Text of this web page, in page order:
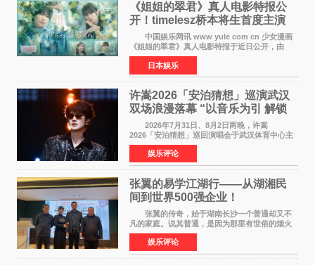
《姐姐的翠君》真人电影特报公
开！timelesz桥本将生首度主演
12月4日上映
中国娱乐网讯 www yule com cn 少女漫画
《姐姐的翠君》真人电影特报于近日公开，由
timelesz成员桥本将生担任主演，这也是他首次
担任电影主演，引发高度关注。 女高中生咲
苗翠（中岛瑠菜
日本娱乐
许嵩2026「安泊猜想」巡演武汉
双场浪漫落幕 “以音乐为引 解锁
江城记忆”
2026年7月31日、8月2日两晚，许嵩
2026「安泊猜想」巡回演唱会于武汉体育中心主
体育场盛大开唱。许嵩与数万歌迷在此相聚，从
浪漫惬意的舞台设计到充满诚意与惊喜的现场互
动，共同开启了一场关于
娱乐评论
张翼的易学江湖行——从湖湘民
间到世界500强企业！
张翼的传奇，始于湖南长沙一个普通却又不
凡的家庭。说其普通，是因为那里有世俗的烟火
气；说其不凡，是因为家中有一位洞悉天地玄机
的长者——他的爷爷。作为当地的风水师，爷爷
是张翼走进易学
娱乐评论